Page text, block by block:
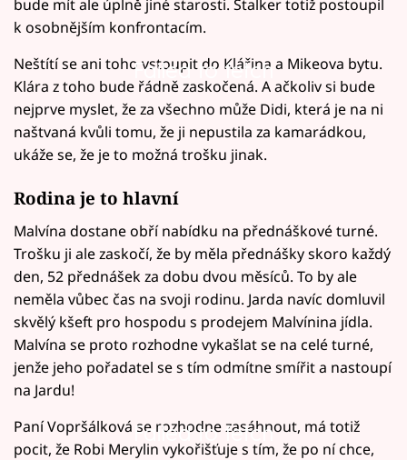
bude mít ale úplně jiné starosti. Stalker totiž postoupil
k osobnějším konfrontacím.
Failed to fetch
Neštítí se ani toho vstoupit do Klářina a Mikeova bytu.
Klára z toho bude řádně zaskočená. A ačkoliv si bude
nejprve myslet, že za všechno může Didi, která je na ni
naštvaná kvůli tomu, že ji nepustila za kamarádkou,
ukáže se, že je to možná trošku jinak.
Rodina je to hlavní
Malvína dostane obří nabídku na přednáškové turné.
Trošku ji ale zaskočí, že by měla přednášky skoro každý
den, 52 přednášek za dobu dvou měsíců. To by ale
neměla vůbec čas na svoji rodinu. Jarda navíc domluvil
skvělý kšeft pro hospodu s prodejem Malvínina jídla.
Malvína se proto rozhodne vykašlat se na celé turné,
jenže jeho pořadatel se s tím odmítne smířit a nastoupí
na Jardu!
Failed to fetch
Paní Vopršálková se rozhodne zasáhnout, má totiž
pocit, že Robi Merylin vykořišťuje s tím, že po ní chce,